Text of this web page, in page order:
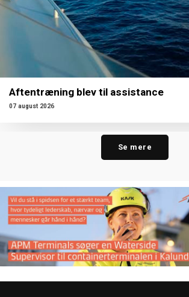
Aftentræning blev til assistance
07 august 2026
Se mere